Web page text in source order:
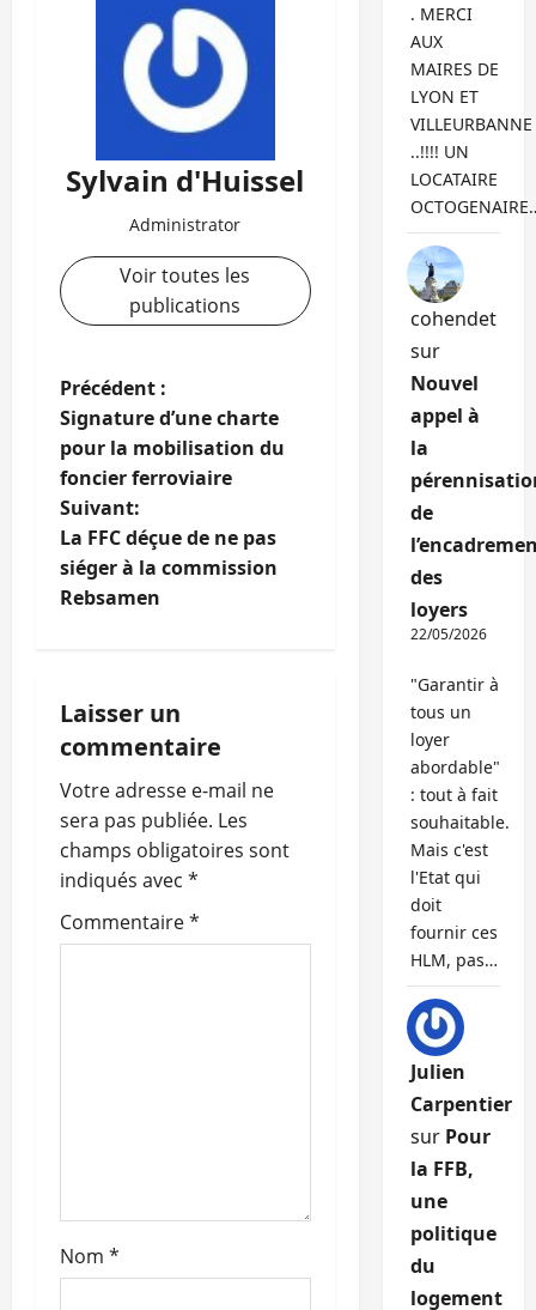
Sylvain d'Huissel
Administrator
Voir toutes les
publications
N
a
v
i
g
t
i
o
n
d
’
l
Précédent :
Signature d’une charte
pour la mobilisation du
foncier ferroviaire
Suivant:
La FFC déçue de ne pas
siéger à la commission
Rebsamen
Laisser un
commentaire
Votre adresse e-mail ne
sera pas publiée. Les
champs obligatoires sont
indiqués avec *
Commentaire*
Nom *
. MERCI
AUX
MAIRES DE
LYON ET
VILLEURBANNE
..!!!! UN
LOCATAIRE
cohendet
sur
Nouvel
appel à
la
de
des
loyers
22/05/2026
"Garantir à
tous un
loyer
abordable"
: tout à fait
souhaitable.
Mais c'est
l'Etat qui
doit
fournir ces
HLM, pas…
Julien
Carpentier
sur Pour
la FFB,
une
politique
du
logement